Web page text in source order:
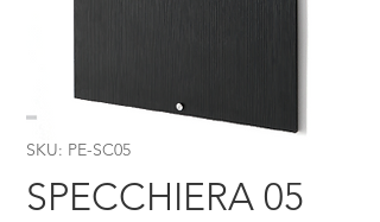
SKU: PE-SC05
SPECCHIERA 05